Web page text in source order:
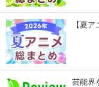
【夏
芸能界